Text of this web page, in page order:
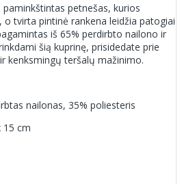
petnešas, kurios
tvirta pintinė rankena leidžia patogiai
iš 65% perdirbto nailono ir
šią kuprinę, prisidedate prie
kenksmingų teršalų mažinimo.
nailonas, 35% poliesteris
15 cm